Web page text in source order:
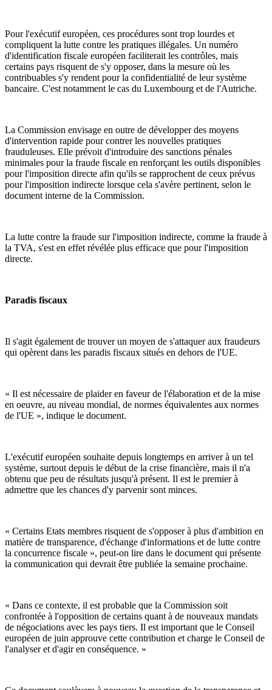
Pour l'exécutif européen, ces procédures sont trop lourdes et
compliquent la lutte contre les pratiques illégales. Un numéro
d'identification fiscale européen faciliterait les contrôles, mais
certains pays risquent de s'y opposer, dans la mesure où les
contribuables s'y rendent pour la confidentialité de leur système
bancaire. C'est notamment le cas du Luxembourg et de l'Autriche.
La Commission envisage en outre de développer des moyens
d'intervention rapide pour contrer les nouvelles pratiques
frauduleuses. Elle prévoit d'introduire des sanctions pénales
minimales pour la fraude fiscale en renforçant les outils disponibles
pour l'imposition directe afin qu'ils se rapprochent de ceux prévus
pour l'imposition indirecte lorsque cela s'avère pertinent, selon le
document interne de la Commission.
La lutte contre la fraude sur l'imposition indirecte, comme la fraude à
la TVA, s'est en effet révélée plus efficace que pour l'imposition
directe.
Paradis fiscaux
Il s'agit également de trouver un moyen de s'attaquer aux fraudeurs
qui opèrent dans les paradis fiscaux situés en dehors de l'UE.
« Il est nécessaire de plaider en faveur de l'élaboration et de la mise
en oeuvre, au niveau mondial, de normes équivalentes aux normes
de l'UE », indique le document.
L'exécutif européen souhaite depuis longtemps en arriver à un tel
système, surtout depuis le début de la crise financière, mais il n'a
obtenu que peu de résultats jusqu'à présent. Il est le premier à
admettre que les chances d'y parvenir sont minces.
« Certains Etats membres risquent de s'opposer à plus d'ambition en
matière de transparence, d'échange d'informations et de lutte contre
la concurrence fiscale », peut-on lire dans le document qui présente
la communication qui devrait être publiée la semaine prochaine.
« Dans ce contexte, il est probable que la Commission soit
confrontée à l'opposition de certains quant à de nouveaux mandats
de négociations avec les pays tiers. Il est important que le Conseil
européen de juin approuve cette contribution et charge le Conseil de
l'analyser et d'agir en conséquence. »